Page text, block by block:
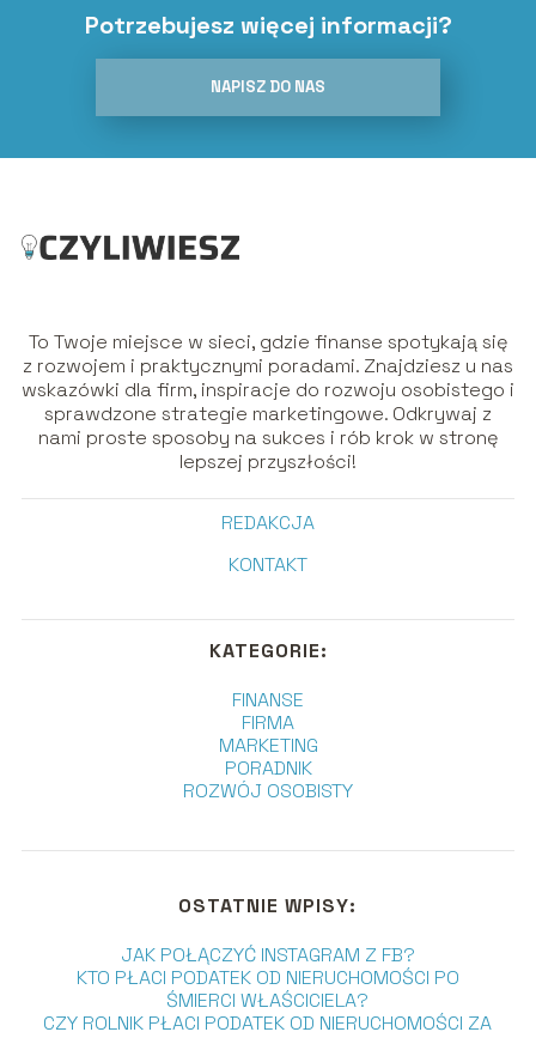
Potrzebujesz więcej informacji?
NAPISZ DO NAS
To Twoje miejsce w sieci, gdzie finanse spotykają się
z rozwojem i praktycznymi poradami. Znajdziesz u nas
wskazówki dla firm, inspiracje do rozwoju osobistego i
sprawdzone strategie marketingowe. Odkrywaj z
nami proste sposoby na sukces i rób krok w stronę
lepszej przyszłości!
REDAKCJA
KONTAKT
KATEGORIE:
FINANSE
FIRMA
MARKETING
PORADNIK
ROZWÓJ OSOBISTY
OSTATNIE WPISY:
JAK POŁĄCZYĆ INSTAGRAM Z FB?
KTO PŁACI PODATEK OD NIERUCHOMOŚCI PO
ŚMIERCI WŁAŚCICIELA?
CZY ROLNIK PŁACI PODATEK OD NIERUCHOMOŚCI ZA